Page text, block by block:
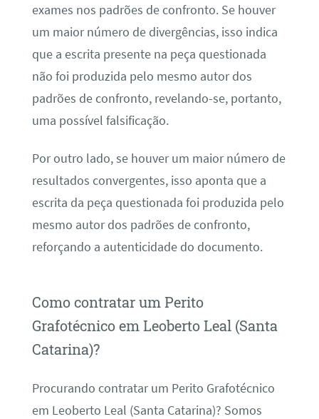
exames nos padrões de confronto. Se houver
um maior número de divergências, isso indica
que a escrita presente na peça questionada
não foi produzida pelo mesmo autor dos
padrões de confronto, revelando-se, portanto,
uma possível falsificação.
Por outro lado, se houver um maior número de
resultados convergentes, isso aponta que a
escrita da peça questionada foi produzida pelo
mesmo autor dos padrões de confronto,
reforçando a autenticidade do documento.
Como contratar um Perito
Grafotécnico em Leoberto Leal (Santa
Catarina)?
Procurando contratar um Perito Grafotécnico
em Leoberto Leal (Santa Catarina)? Somos